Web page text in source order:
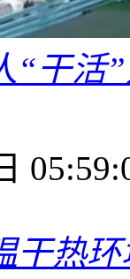
“干活
干热